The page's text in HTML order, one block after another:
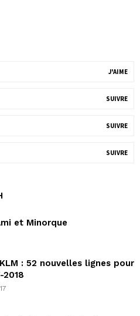
J'AIME
SUIVRE
SUIVRE
SUIVRE
et Minorque
: 52 nouvelles lignes pour
2018